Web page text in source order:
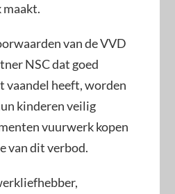
van de VVD
NSC dat goed
vaandel heeft, worden
kinderen veilig
vuurwerk kopen
van dit verbod.